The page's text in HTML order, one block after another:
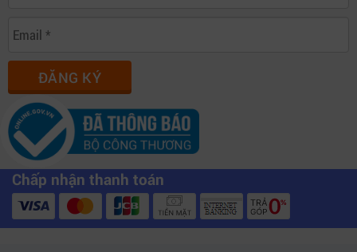
ĐĂNG KÝ
Chấp nhận thanh toán